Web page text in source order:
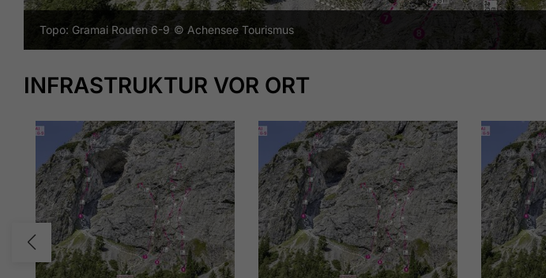
Topo: Gramai Routen 6-9 © Achensee Tourismus
INFRASTRUKTUR VOR ORT